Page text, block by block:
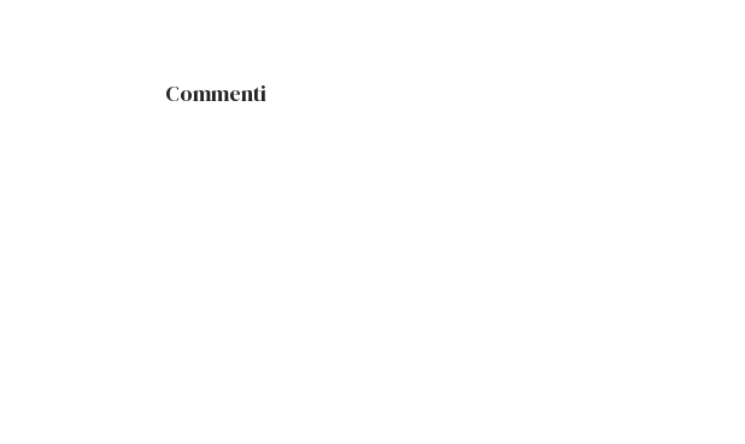
Commenti